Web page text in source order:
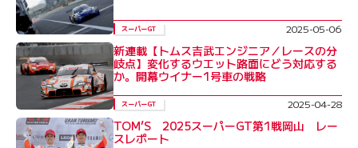
スーパーGT 2025-05-06
新連載【トムス吉武エンジニア／レースの分
岐点】変化するウエット路面にどう対応する
か。開幕ウイナー1号車の戦略
スーパーGT 2025-04-28
TOM’S 2025スーパーGT第1戦岡山 レー
スレポート